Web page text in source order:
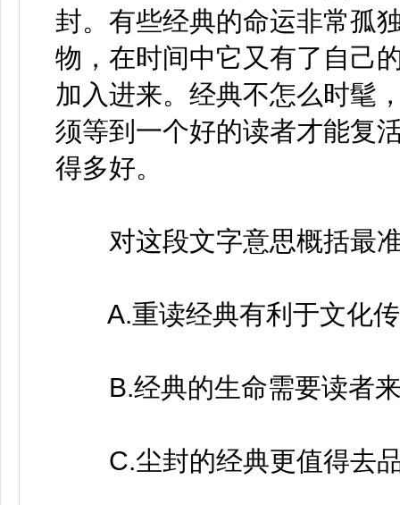
封。有些经典的命运非常孤
物，在时间中它又有了自己
加入进来。经典不怎么时髦
须等到一个好的读者才能复
得多好。
对这段文字意思概括最
A.重读经典有利于文化
B.经典的生命需要读者
C.尘封的经典更值得去